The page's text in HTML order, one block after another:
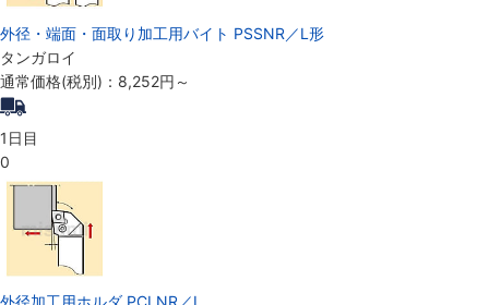
外径・端面・面取り加工用バイト PSSNR／L形
タンガロイ
通常価格(税別)： 8,252円 ～
1日目
0
外径加工用ホルダ PCLNR／L